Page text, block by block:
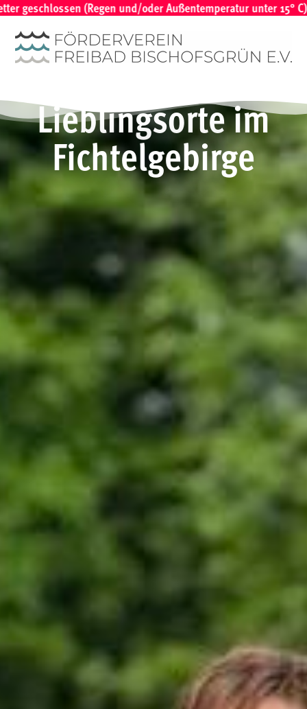
(Regen und/oder Außentemperatur unter 15° C) | Bei
Lieblingsorte im
Fichtelgebirge